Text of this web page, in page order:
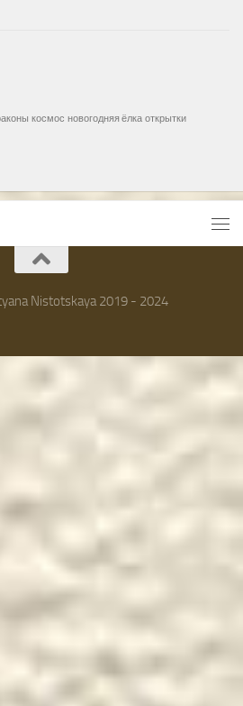
космос новогодняя ёлка открытки
Nistotskaya 2019 - 2024